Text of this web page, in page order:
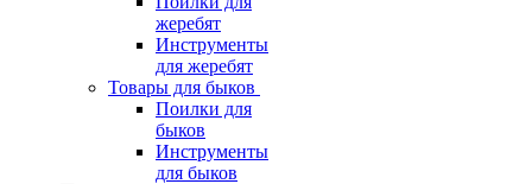
жеребят
Инструменты
для жеребят
Товары для быков
Поилки для
быков
Инструменты
для быков